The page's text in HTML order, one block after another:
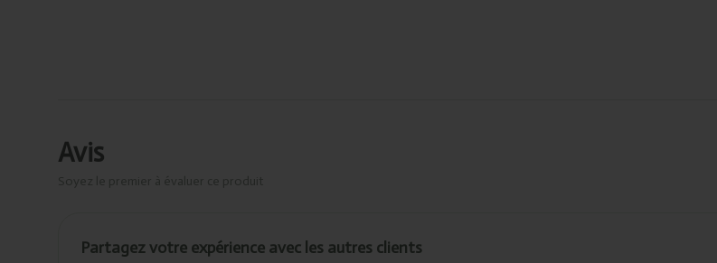
Avis
Partagez votre expérience avec les autres clients